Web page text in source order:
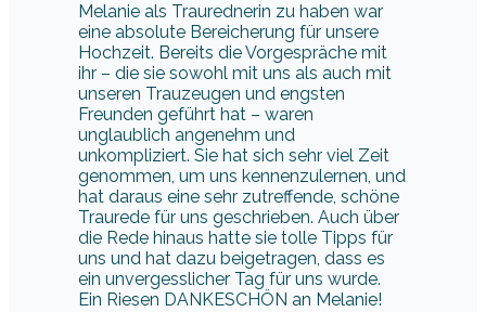
Melanie als Traurednerin zu haben war
eine absolute Bereicherung für unsere
Hochzeit. Bereits die Vorgespräche mit
ihr – die sie sowohl mit uns als auch mit
unseren Trauzeugen und engsten
Freunden geführt hat – waren
unglaublich angenehm und
unkompliziert. Sie hat sich sehr viel Zeit
genommen, um uns kennenzulernen, und
hat daraus eine sehr zutreffende, schöne
Traurede für uns geschrieben. Auch über
die Rede hinaus hatte sie tolle Tipps für
uns und hat dazu beigetragen, dass es
ein unvergesslicher Tag für uns wurde.
Ein Riesen DANKESCHÖN an Melanie!